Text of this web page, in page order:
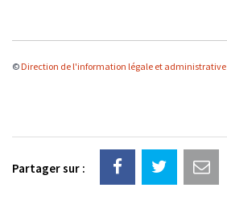
© Direction de l'information légale et administrative
Partager sur :